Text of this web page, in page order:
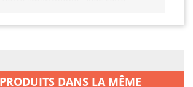
tpu complètement adaptée au
thème zen a en outre été tout
à un seul achat !DANS LA MÊME